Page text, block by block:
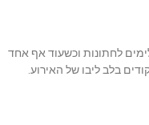
לחתונות וכשעוד אף אחד
בלב ליבו של האירוע.